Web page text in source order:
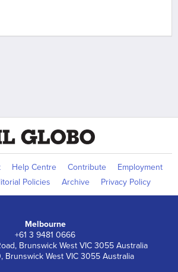
Help Centre Contribute
Employment
Policies Archive Privacy Policy
Melbourne
+61 3 9481 0666
Brunswick West VIC 3055 Australia
Brunswick West VIC 3055 Australia